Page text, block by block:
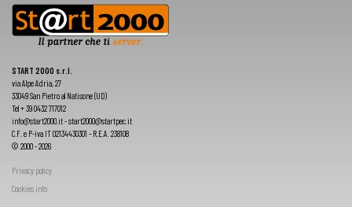
START 2000 s.r.l.
via Alpe Adria, 27
33049 San Pietro al Natisone (UD)
Tel + 39 0432 717012
info@start2000.it - start2000@startpec.it
C.F. e P-iva IT 02134430301 - R.E.A. 238108
© 2000 - 2026
Privacy policy
Cookies info